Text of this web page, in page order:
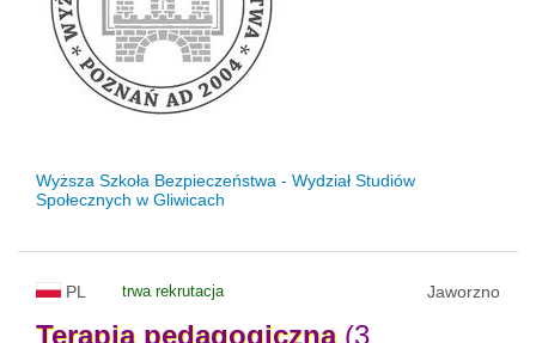
Wyższa Szkoła Bezpieczeństwa - Wydział Studiów
Społecznych w Gliwicach
PL trwa rekrutacja Jaworzno
Terapia pedagogiczna(3